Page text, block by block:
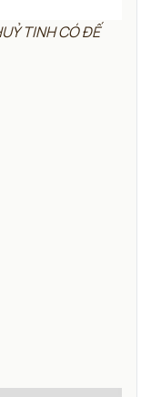
TINH CÓ ĐẾ